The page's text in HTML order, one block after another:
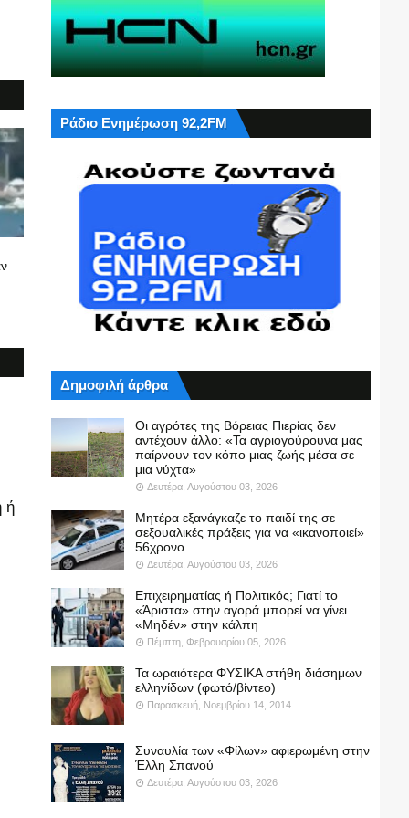
ή
Ράδιο Ενημέρωση 92,2FM
Δημοφιλή άρθρα
Οι αγρότες της Βόρειας Πιερίας δεν
αντέχουν άλλο: «Τα αγριογούρουνα μας
παίρνουν τον κόπο μιας ζωής μέσα σε
μια νύχτα»
Δευτέρα, Αυγούστου 03, 2026
Μητέρα εξανάγκαζε το παιδί της σε
σεξουαλικές πράξεις για να «ικανοποιεί»
56χρονο
Δευτέρα, Αυγούστου 03, 2026
Επιχειρηματίας ή Πολιτικός; Γιατί το
«Άριστα» στην αγορά μπορεί να γίνει
«Μηδέν» στην κάλπη
Πέμπτη, Φεβρουαρίου 05, 2026
Τα ωραιότερα ΦΥΣΙΚΑ στήθη διάσημων
ελληνίδων (φωτό/βίντεο)
Παρασκευή, Νοεμβρίου 14, 2014
Συναυλία των «Φίλων» αφιερωμένη στην
Έλλη Σπανού
Δευτέρα, Αυγούστου 03, 2026